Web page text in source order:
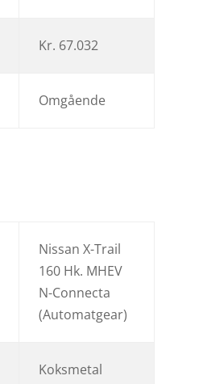
Kr. 67.032
Omgående
Nissan X-Trail
160 Hk. MHEV
N-Connecta
(Automatgear)
Koksmetal